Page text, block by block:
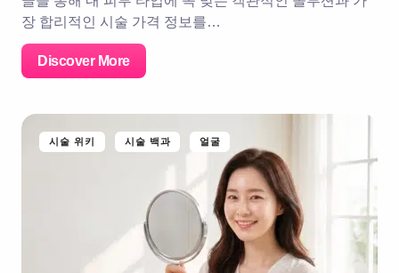
장 합리적인 시술 가격 정보를…
Discover More
시술 위키 시술 백과 얼굴